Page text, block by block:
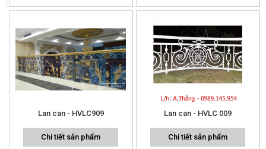
Lan can - HVLC909
Chi tiết sản phẩm
Lan can - HVLC 009
Chi tiết sản phẩm